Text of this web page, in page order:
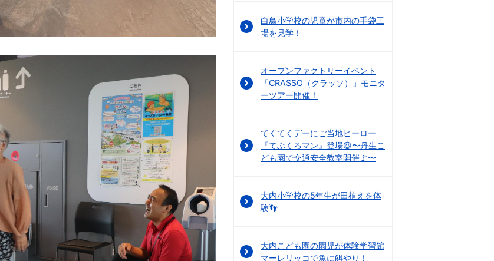
白鳥小学校の児童が市内の手袋工
場を見学！
オープンファクトリーイベント
「CRASSO（クラッソ）」モニタ
ーツアー開催！
てくてくデーにご当地ヒーロー
『てぶくろマン』登場😆〜丹生こ
ども園で交通安全教室開催🚩〜
大内小学校の5年生が田植えを体
験👣
大内こども園の園児が体験学習館
マーレリッコで魚に餌やり！